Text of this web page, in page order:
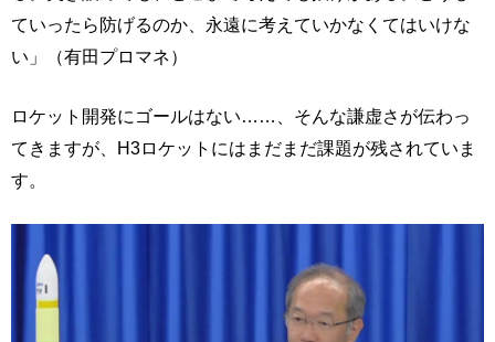
ていったら防げるのか、永遠に考えていかなくてはいけな
い」（有田プロマネ）
ロケット開発にゴールはない……、そんな謙虚さが伝わっ
てきますが、H3ロケットにはまだまだ課題が残されていま
す。